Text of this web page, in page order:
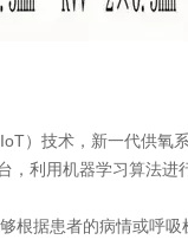
）技术，新一代供氧
，利用机器学习算法
根据患者的病情或呼